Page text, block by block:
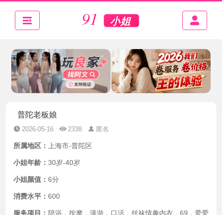
普陀老板娘
2026-05-16 2338 匿名
所属地区： 上海市-普陀区
小姐年龄： 30岁-40岁
小姐颜值： 6分
消费水平： 600
服务项目： 陪浴，按摩，漫游，口活，丝袜情趣内衣，69，爱爱